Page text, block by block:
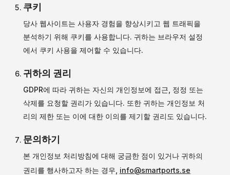
쿠키
당사 웹사이트는 사용자 경험을 향상시키고 웹 트래픽을
분석하기 위해 쿠키를 사용합니다. 귀하는 브라우저 설정
에서 쿠키 사용을 제어할 수 있습니다.
귀하의 권리
GDPR에 따라 귀하는 자신의 개인정보에 접근, 정정 또는
삭제를 요청할 권리가 있습니다. 또한 귀하는 개인정보 처
리의 제한 또는 이에 대한 이의를 제기할 권리도 있습니다.
문의하기
본 개인정보 처리방침에 대해 궁금한 점이 있거나 귀하의
권리를 행사하고자 하는 경우, info@smartports.se